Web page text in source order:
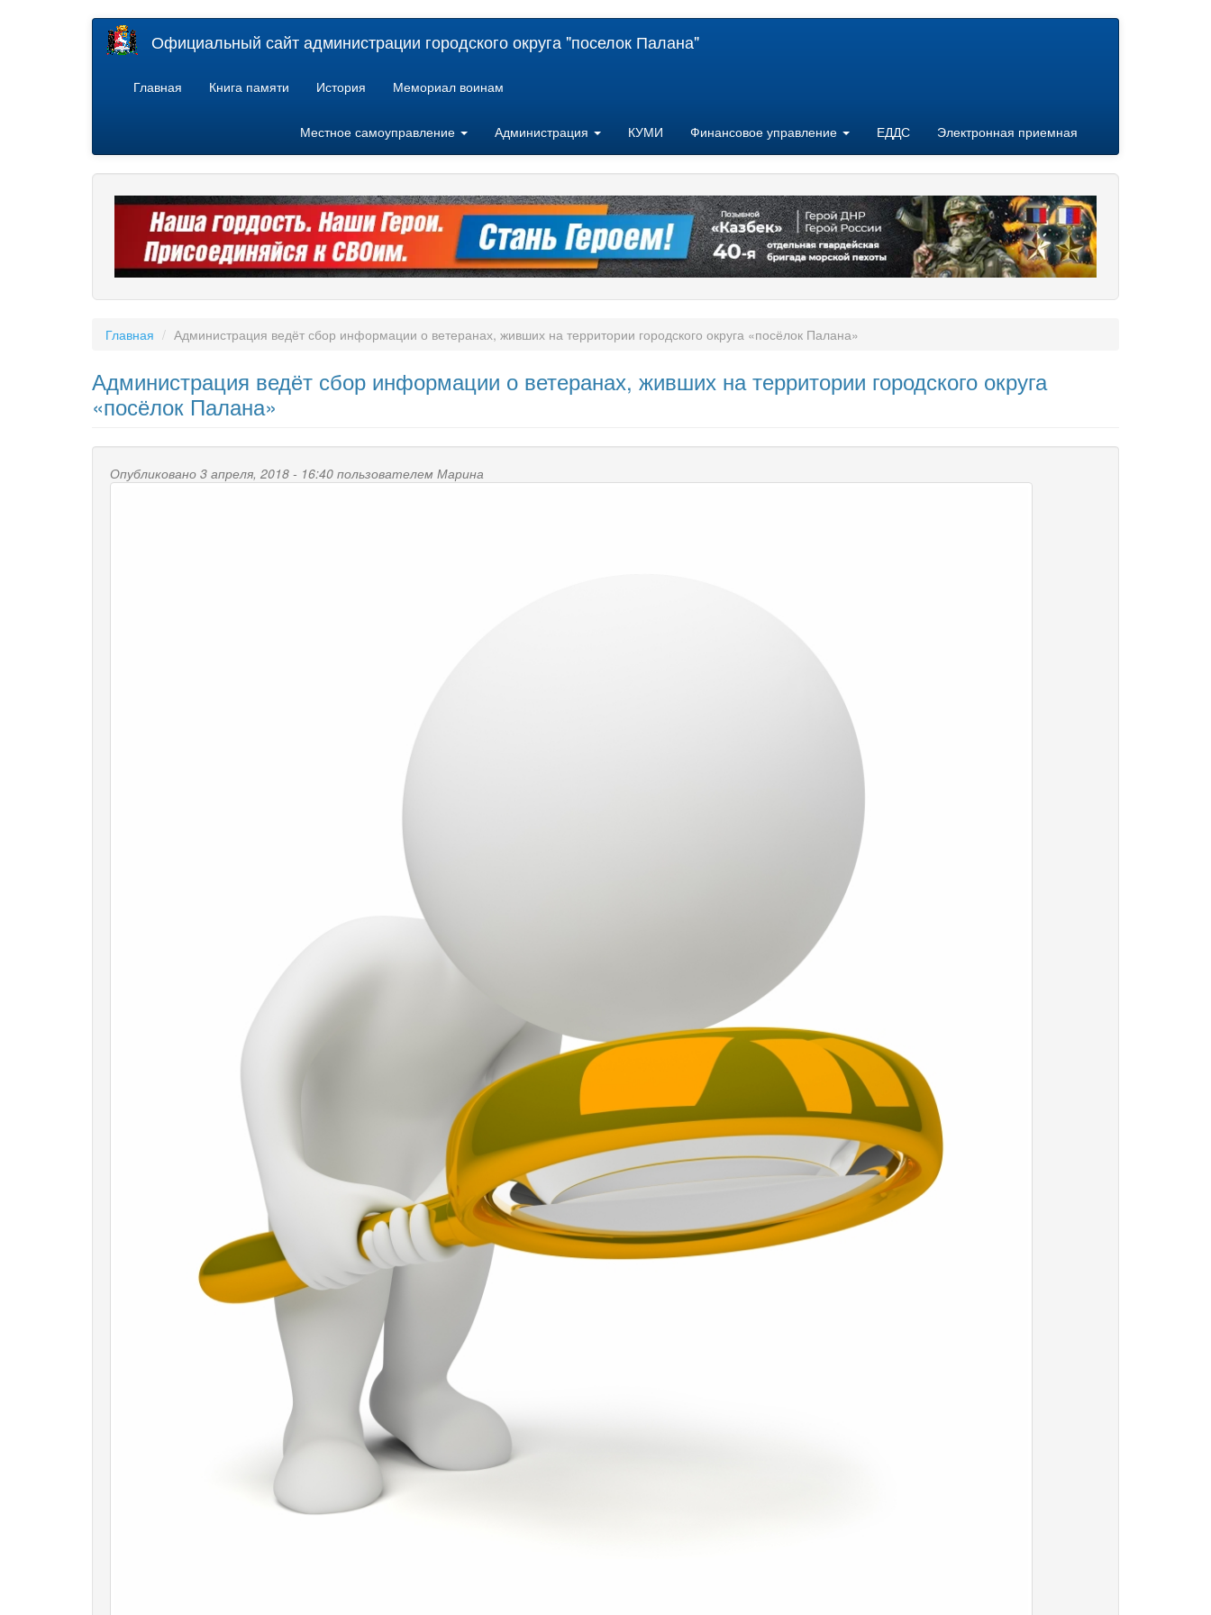
Официальный сайт администрации городского округа "поселок Палана"
Главная Книга памяти История Мемориал воинам
Местное самоуправление Администрация КУМИ Финансовое управление ЕДДС Электронная приемная
Главная Администрация ведёт сбор информации о ветеранах, живших на территории городского округа «посёлок Палана»
Администрация ведёт сбор информации о ветеранах, живших на территории городского округа
«посёлок Палана»
Опубликовано 3 апреля, 2018 - 16:40 пользователем Марина